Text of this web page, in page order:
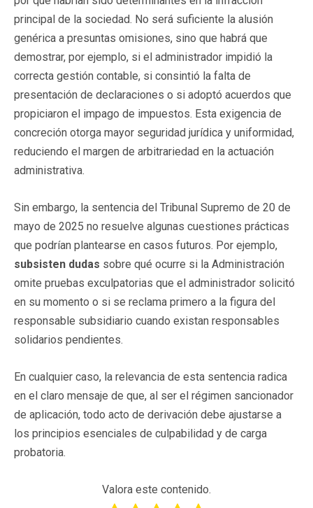
principal de la sociedad. No será suficiente la alusión
genérica a presuntas omisiones, sino que habrá que
demostrar, por ejemplo, si el administrador impidió la
correcta gestión contable, si consintió la falta de
presentación de declaraciones o si adoptó acuerdos que
propiciaron el impago de impuestos. Esta exigencia de
concreción otorga mayor seguridad jurídica y uniformidad,
reduciendo el margen de arbitrariedad en la actuación
administrativa.
Sin embargo, la sentencia del Tribunal Supremo de 20 de
mayo de 2025 no resuelve algunas cuestiones prácticas
que podrían plantearse en casos futuros. Por ejemplo,
subsisten dudas sobre qué ocurre si la Administración
omite pruebas exculpatorias que el administrador solicitó
en su momento o si se reclama primero a la figura del
responsable subsidiario cuando existan responsables
solidarios pendientes.
En cualquier caso, la relevancia de esta sentencia radica
en el claro mensaje de que, al ser el régimen sancionador
de aplicación, todo acto de derivación debe ajustarse a
los principios esenciales de culpabilidad y de carga
probatoria.
Valora este contenido.